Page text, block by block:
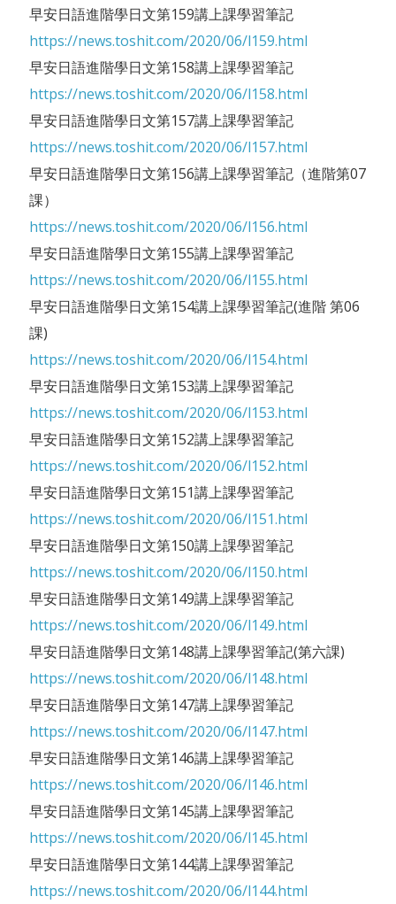
早安日語進階學日文第159講上課學習筆記
https://news.toshit.com/2020/06/l159.html
早安日語進階學日文第158講上課學習筆記
https://news.toshit.com/2020/06/l158.html
早安日語進階學日文第157講上課學習筆記
https://news.toshit.com/2020/06/l157.html
早安日語進階學日文第156講上課學習筆記（進階第07
課）
https://news.toshit.com/2020/06/l156.html
早安日語進階學日文第155講上課學習筆記
https://news.toshit.com/2020/06/l155.html
早安日語進階學日文第154講上課學習筆記(進階 第06
課)
https://news.toshit.com/2020/06/l154.html
早安日語進階學日文第153講上課學習筆記
https://news.toshit.com/2020/06/l153.html
早安日語進階學日文第152講上課學習筆記
https://news.toshit.com/2020/06/l152.html
早安日語進階學日文第151講上課學習筆記
https://news.toshit.com/2020/06/l151.html
早安日語進階學日文第150講上課學習筆記
https://news.toshit.com/2020/06/l150.html
早安日語進階學日文第149講上課學習筆記
https://news.toshit.com/2020/06/l149.html
早安日語進階學日文第148講上課學習筆記(第六課)
https://news.toshit.com/2020/06/l148.html
早安日語進階學日文第147講上課學習筆記
https://news.toshit.com/2020/06/l147.html
早安日語進階學日文第146講上課學習筆記
https://news.toshit.com/2020/06/l146.html
早安日語進階學日文第145講上課學習筆記
https://news.toshit.com/2020/06/l145.html
早安日語進階學日文第144講上課學習筆記
https://news.toshit.com/2020/06/l144.html